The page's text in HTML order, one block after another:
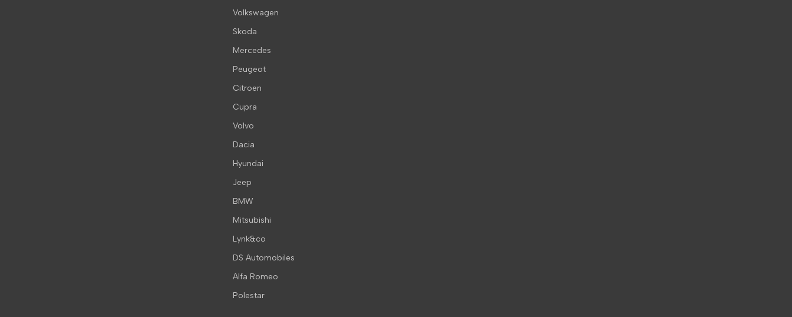
Volkswagen
Skoda
Mercedes
Peugeot
Citroen
Cupra
Volvo
Dacia
Hyundai
Jeep
BMW
Mitsubishi
Lynk&co
DS Automobiles
Alfa Romeo
Polestar